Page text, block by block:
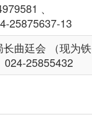
、
25875637-13
曲廷会 （现为铁
024-25855432